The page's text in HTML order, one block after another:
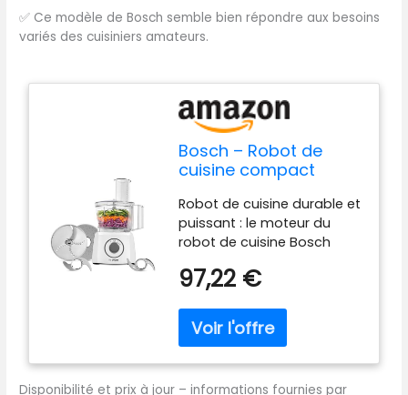
✅ Ce modèle de Bosch semble bien répondre aux besoins
variés des cuisiniers amateurs.
Bosch – Robot de
cuisine compact
blanc - MCM3100WGB
Robot de cuisine durable et
puissant : le moteur du
robot de cuisine Bosch
700 W entraîne des
interchangeables et une
lame en acier inoxydable
97,22 €
Disponibilité et prix à jour – informations fournies par